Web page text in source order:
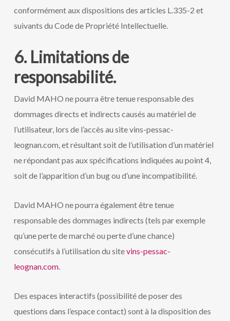
conformément aux dispositions des articles L.335-2 et
suivants du Code de Propriété Intellectuelle.
6. Limitations de
responsabilité.
David MAHO ne pourra être tenue responsable des
dommages directs et indirects causés au matériel de
l’utilisateur, lors de l’accès au site vins-pessac-
leognan.com, et résultant soit de l’utilisation d’un matériel
ne répondant pas aux spécifications indiquées au point 4,
soit de l’apparition d’un bug ou d’une incompatibilité.
David MAHO ne pourra également être tenue
responsable des dommages indirects (tels par exemple
qu’une perte de marché ou perte d’une chance)
consécutifs à l’utilisation du sitevins-pessac-
leognan.com.
Des espaces interactifs (possibilité de poser des
questions dans l’espace contact) sont à la disposition des